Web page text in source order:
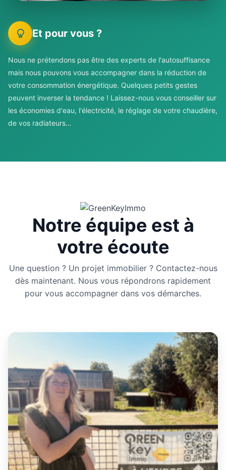
Et pour vous ?
Nous ne prétendons pas être des experts de l'autosuffisance
mais nous pouvons vous accompagner dans la réduction de
votre consommation énergétique. Quelques petits gestes
peuvent inverser la tendance ! Laissez-nous vous conseiller sur
les économies d'eau, l'électricité, le réglage de votre chaudière,
de vos radiateurs…
Notre équipe est à
votre écoute
Une question ? Un projet immobilier ? Contactez-nous
dès maintenant. Nous vous répondrons rapidement
pour vous accompagner dans vos démarches.